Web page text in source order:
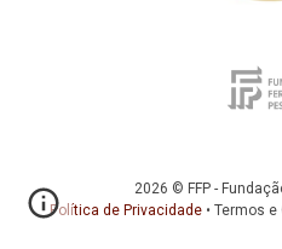
2026 © FFP -
Política de Privacidade• Termos e